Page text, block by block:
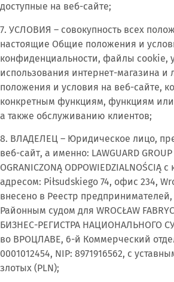
доступные на веб-сайте;
7. УСЛОВИЯ – совокупность всех
настоящие Общие положения и
конфиденциальности, файлы cookie,
использования интернет-магазина и
положения и условия на веб-сайте,
конкретным функциям, функциям
а также обслуживанию клиентов;
8. ВЛАДЕЛЕЦ – Юридическое лицо,
веб-сайт, а именно: LAWGUARD GROUP
OGRANICZONĄ ODPOWIEDZIALNOŚCIĄ
адресом: Piłsudskiego 74, офис 234,
внесено в Реестр
Районным судом для WROCŁAW
БИЗНЕС-РЕГИСТРА НАЦИОНАЛЬНОГО
во ВРОЦЛАВЕ, 6-й Коммерческий
0001012454, NIP: 8971916562, с
злотых (PLN);